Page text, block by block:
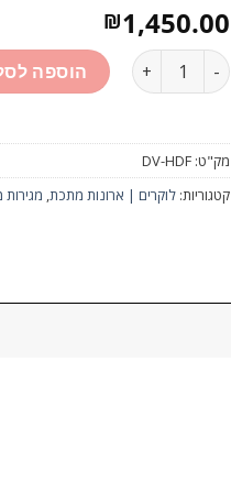
₪1,450.00
כמות הוספה
מק"ט: DV-HDF
קטגוריות: לוקרים | ארונות מתכת,